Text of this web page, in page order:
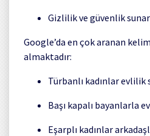
Gizlilik ve güvenlik sunar
Google’da en çok aranan
almaktadır:
Türbanlı kadınlar evlilik
Başı kapalı bayanlarla
Eşarplı kadınlar